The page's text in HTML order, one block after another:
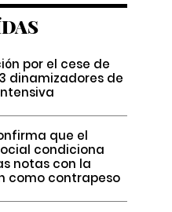
por el cese de
dinamizadores de
que el
condiciona
notas con la
como contrapeso